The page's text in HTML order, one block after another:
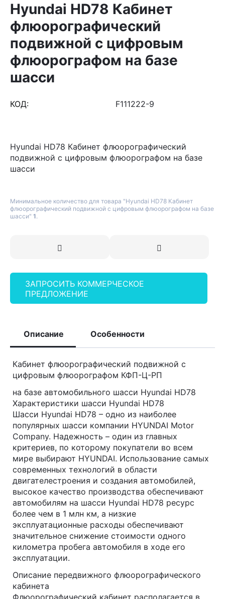
Hyundai HD78 Кабинет
флюорографический
подвижной с цифровым
флюорографом на базе
шасси
КОД: F111222-9
Hyundai HD78 Кабинет флюорографический
подвижной с цифровым флюорографом на базе
шасси
Минимальное количество для товара "Hyundai HD78 Кабинет
флюорографический подвижной с цифровым флюорографом на базе
шасси" 1.
ЗАПРОСИТЬ КОММЕРЧЕСКОЕ
ПРЕДЛОЖЕНИЕ
Описание Особенности
Кабинет флюорографический подвижной с
цифровым флюорографом КФП-Ц-РП
на базе автомобильного шасси Hyundai HD78
Характеристики шасси Hyundai HD78
Шасси Hyundai HD78 – одно из наиболее
популярных шасси компании HYUNDAI Motor
Company. Надежность – один из главных
критериев, по которому покупатели во всем
мире выбирают HYUNDAI. Использование самых
современных технологий в области
двигателестроения и создания автомобилей,
высокое качество производства обеспечивают
автомобилям на шасси Hyundai HD78 ресурс
более чем в 1 млн км, а низкие
эксплуатационные расходы обеспечивают
значительное снижение стоимости одного
километра пробега автомобиля в ходе его
эксплуатации.
Описание передвижного флюорографического
кабинета
Флюорографический кабинет располагается в